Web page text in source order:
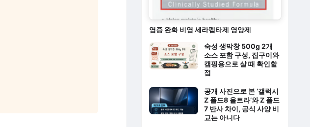
염증 완화 비염 세라펩타제 영양제
숙성 생막창 500g 2개
소스 포함 구성, 집구이와
캠핑용으로 살 때 확인할
점
공개 사진으로 본 ‘갤럭시
Z 폴드8 울트라’와 Z 폴드
7 반사 차이, 공식 사양 비
교는 아니다